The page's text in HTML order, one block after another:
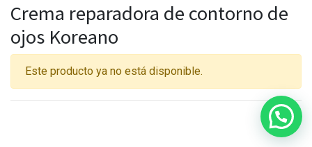
Crema reparadora de contorno de
ojos Koreano
Este producto ya no está disponible.